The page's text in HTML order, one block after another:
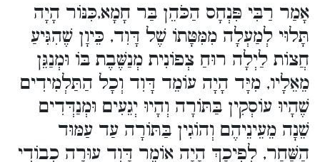
אָמַר רַבִּי פִּנְחָס הַכֹּהֵן בַּר חָמָא,כִּנּוֹר הָיָה
תָּלוּי לְמַעְלָה מִמִּטָּתוֹ שֶׁל דָּוִד, כֵּיוָן שֶׁהִגִּיעַ
חֲצוֹת לַיְלָה רוּחַ צְפוֹנִית מְנַשֶּׁבֶת בּוֹ וּמְנַגֵּן
מֵאֵלָיו, מִיָּד הָיָה עוֹמֵד דָּוִד וְכָל הַתַּלְמִידִים
שֶׁהָיוּ עוֹסְקִין בַּתּוֹרָה וְהָיוּ יְגֵעִים וּמְנַדְּדִים
שֵׁנָה מֵעֵינֵיהֶם וְהוֹגִין בַּתּוֹרָה עַד עַמּוּד
הַשַּׁחַר, לְפִיכָךְ הָיָה אוֹמֵר דָּוִד עוּרָה כְבוֹדִי